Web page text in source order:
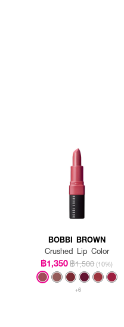
BOBBI BROWN
Crushed Lip Color
฿1,350฿1,500 (10%)
+6